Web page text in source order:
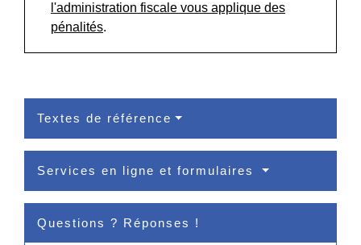
l'administration fiscale vous applique des
pénalités.
Textes de référence
Services en ligne et formulaires
Questions ? Réponses !